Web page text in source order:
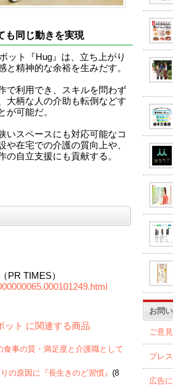
も同じ動きを実現
ット『Hug』は、立ち上がり
精神的な余裕を生みだす。
で利用でき、スキルを問わず
大柄な人の介助も転倒などす
が可能だ。
いスペースにも対応可能なコ
や在宅での介護の質向上や、
自立支援にも貢献する。
PR TIMES）
ット に関連する商品
事の質・満足度と介護職として
の原因に『長生きのど習慣』 (8
お問
ご意
プレ
広告